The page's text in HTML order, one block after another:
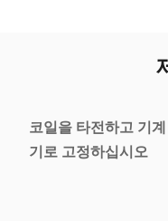
코일을 타전하고 기
기로 고정하십시오